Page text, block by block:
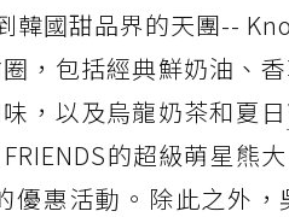
韓國甜品界的天團--
，包括經典鮮奶油、
，以及烏龍奶茶和夏日
FRIENDS的超級萌星熊
惠活動。除此之外